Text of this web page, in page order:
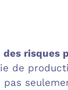
risques
de